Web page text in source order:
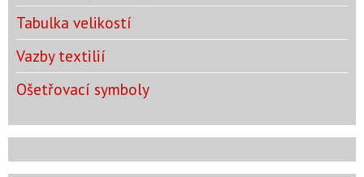
Tabulka velikostí
Vazby textilií
Ošetřovací symboly